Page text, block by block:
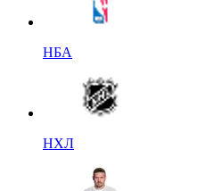
НБА
НХЛ